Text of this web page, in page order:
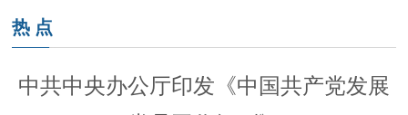
热 点
中共中央办公厅印发《中国共产党发展